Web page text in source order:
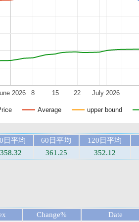
Average upper bound
2026 July 2026
8 15 22
日平均 60日平均 120日平均
358.32 361.25 352.12
Change% Date